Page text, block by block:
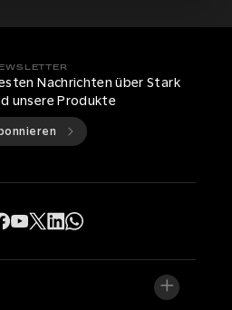
Nachrichten über Stark
unsere Produkte